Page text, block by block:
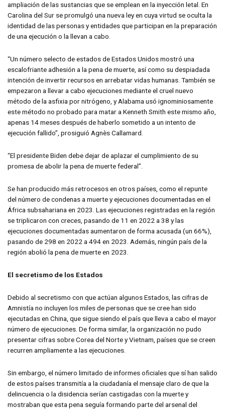
ampliación de las sustancias que se emplean en la inyección letal. En
Carolina del Sur se promulgó una nueva ley en cuya virtud se oculta la
identidad de las personas y entidades que participan en la preparación
de una ejecución o la llevan a cabo.
“Un número selecto de estados de Estados Unidos mostró una
escalofriante adhesión a la pena de muerte, así como su despiadada
intención de invertir recursos en arrebatar vidas humanas. También se
empezaron a llevar a cabo ejecuciones mediante el cruel nuevo
método de la asfixia por nitrógeno, y Alabama usó ignominiosamente
este método no probado para matar a Kenneth Smith este mismo año,
apenas 14 meses después de haberlo sometido a un intento de
ejecución fallido”, prosiguió Agnès Callamard.
“El presidente Biden debe dejar de aplazar el cumplimiento de su
promesa de abolir la pena de muerte federal”.
Se han producido más retrocesos en otros países, como el repunte
del número de condenas a muerte y ejecuciones documentadas en el
África subsahariana en 2023. Las ejecuciones registradas en la región
se triplicaron con creces, pasando de 11 en 2022 a 38 y las
ejecuciones documentadas aumentaron de forma acusada (un 66%),
pasando de 298 en 2022 a 494 en 2023. Además, ningún país de la
región abolió la pena de muerte en 2023.
El secretismo de los Estados
Debido al secretismo con que actúan algunos Estados, las cifras de
Amnistía no incluyen los miles de personas que se cree han sido
ejecutadas en China, que sigue siendo el país que lleva a cabo el mayor
número de ejecuciones. De forma similar, la organización no pudo
presentar cifras sobre Corea del Norte y Vietnam, países que se creen
recurren ampliamente a las ejecuciones.
Sin embargo, el número limitado de informes oficiales que sí han salido
de estos países transmitía a la ciudadanía el mensaje claro de que la
delincuencia o la disidencia serían castigadas con la muerte y
mostraban que esta pena seguía formando parte del arsenal del